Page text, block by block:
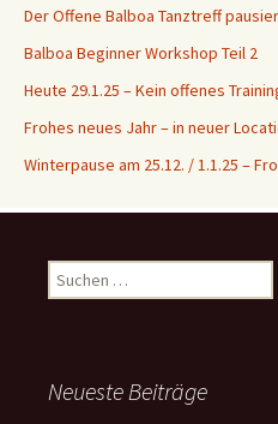
Der Offene Balboa Tanztreff
Balboa Beginner Workshop Teil 2
Heute 29.1.25 – Kein offenes
Frohes neues Jahr – in neuer
Winterpause am 25.12. / 1.1.25 –
u
n
Neueste Beiträge